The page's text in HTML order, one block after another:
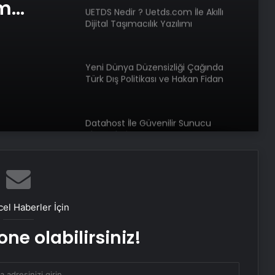
UETDS Nedir ? Uetds.com İle Akıllı
Dijital Taşımacılık Yazılımı
Yeni Dünya Düzensizliği Çağında
Türk Dış Politikası ve Hakan Fidan
Datahost İle Güvenilir Sunucu
Hizmetleri
Bir Tür Bamya Yemeği Bulmaca
Cevabı – Bulmacada Bir Tür Bamya
Haberler İçin
olabilirsiniz!